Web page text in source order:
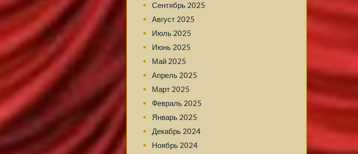
Сентябрь 2025
Август 2025
Июль 2025
Июнь 2025
Май 2025
Апрель 2025
Март 2025
Февраль 2025
Январь 2025
Декабрь 2024
Ноябрь 2024